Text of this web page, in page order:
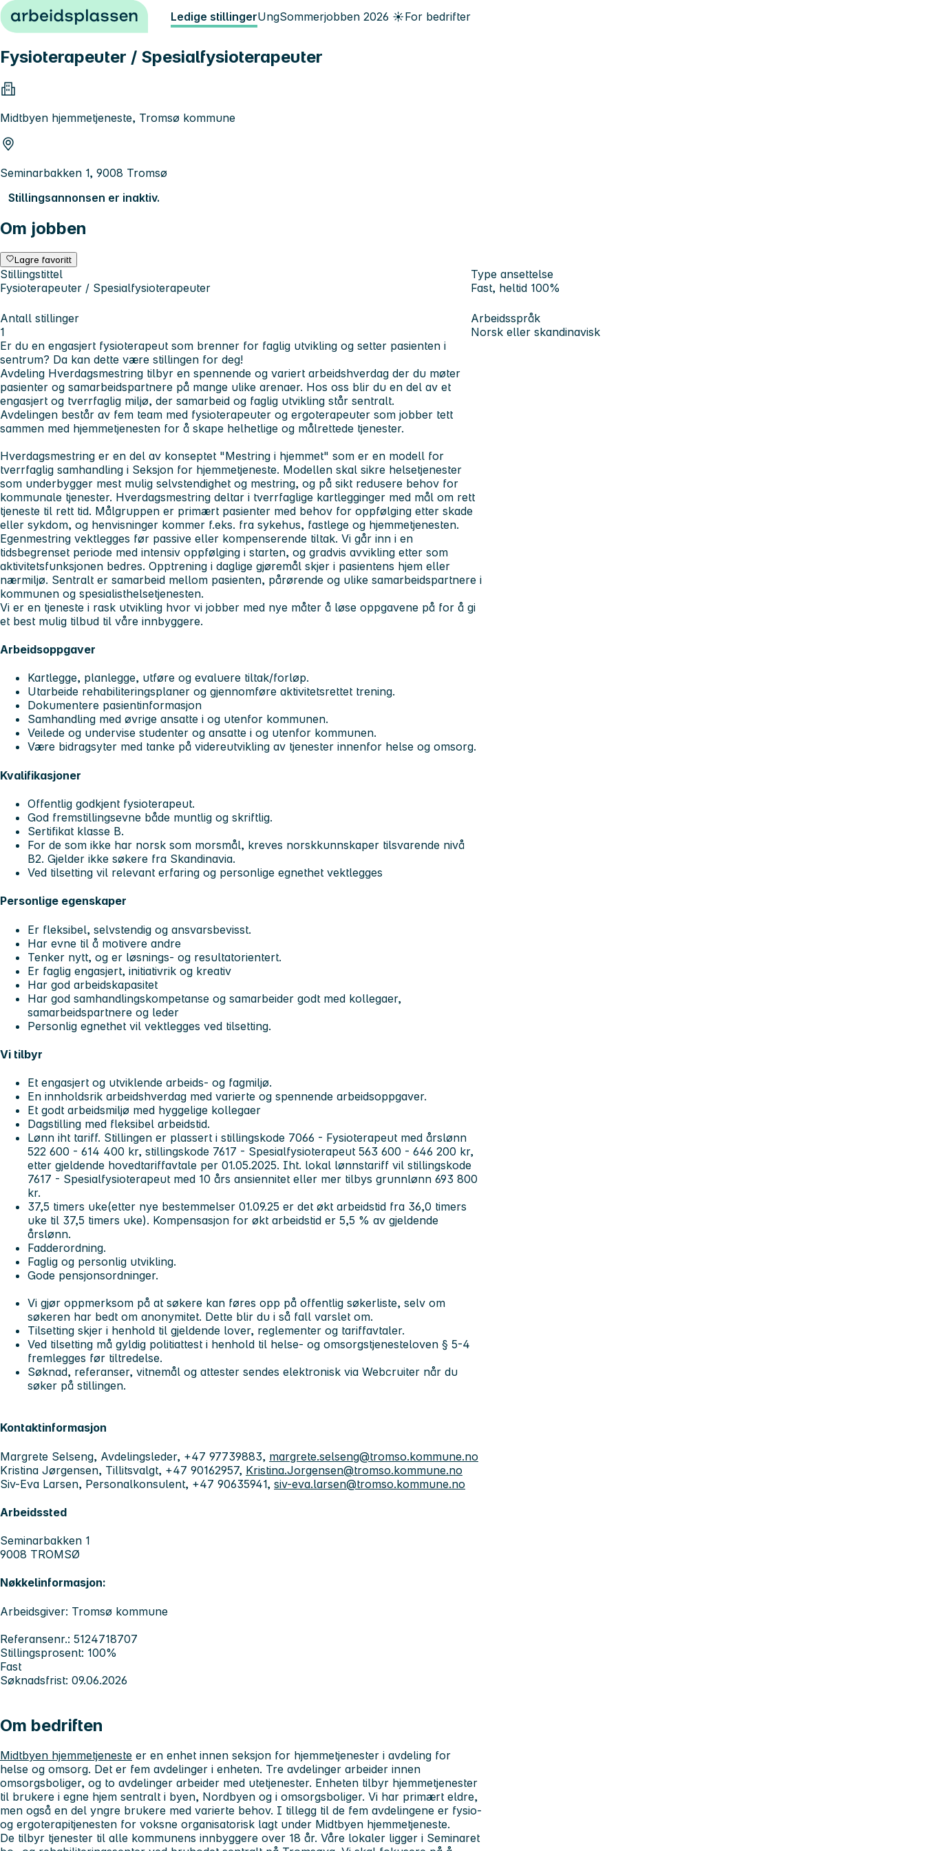
Hopp til innhold Ledige stillingerUngSommerjobben 2026 ☀️For bedrifter
Fysioterapeuter / Spesialfysioterapeuter
Midtbyen hjemmetjeneste, Tromsø kommune
Seminarbakken 1, 9008 Tromsø
Stillingsannonsen er inaktiv.
Om jobben
Lagre favoritt
Stillingstittel
Fysioterapeuter / Spesialfysioterapeuter
Type ansettelse
Fast, heltid 100%
Antall stillinger
1
Arbeidsspråk
Norsk eller skandinavisk
Er du en engasjert fysioterapeut som brenner for faglig utvikling og setter pasienten i
sentrum? Da kan dette være stillingen for deg!
Avdeling Hverdagsmestring tilbyr en spennende og variert arbeidshverdag der du møter
pasienter og samarbeidspartnere på mange ulike arenaer. Hos oss blir du en del av et
engasjert og tverrfaglig miljø, der samarbeid og faglig utvikling står sentralt.
Avdelingen består av fem team med fysioterapeuter og ergoterapeuter som jobber tett
sammen med hjemmetjenesten for å skape helhetlige og målrettede tjenester.
Hverdagsmestring er en del av konseptet "Mestring i hjemmet" som er en modell for
tverrfaglig samhandling i Seksjon for hjemmetjeneste. Modellen skal sikre helsetjenester
som underbygger mest mulig selvstendighet og mestring, og på sikt redusere behov for
kommunale tjenester. Hverdagsmestring deltar i tverrfaglige kartlegginger med mål om rett
tjeneste til rett tid. Målgruppen er primært pasienter med behov for oppfølging etter skade
eller sykdom, og henvisninger kommer f.eks. fra sykehus, fastlege og hjemmetjenesten.
Egenmestring vektlegges før passive eller kompenserende tiltak. Vi går inn i en
tidsbegrenset periode med intensiv oppfølging i starten, og gradvis avvikling etter som
aktivitetsfunksjonen bedres. Opptrening i daglige gjøremål skjer i pasientens hjem eller
nærmiljø. Sentralt er samarbeid mellom pasienten, pårørende og ulike samarbeidspartnere i
kommunen og spesialisthelsetjenesten.
Vi er en tjeneste i rask utvikling hvor vi jobber med nye måter å løse oppgavene på for å gi
et best mulig tilbud til våre innbyggere.
Arbeidsoppgaver
Kartlegge, planlegge, utføre og evaluere tiltak/forløp.
Utarbeide rehabiliteringsplaner og gjennomføre aktivitetsrettet trening.
Dokumentere pasientinformasjon
Samhandling med øvrige ansatte i og utenfor kommunen.
Veilede og undervise studenter og ansatte i og utenfor kommunen.
Være bidragsyter med tanke på videreutvikling av tjenester innenfor helse og omsorg.
Kvalifikasjoner
Offentlig godkjent fysioterapeut.
God fremstillingsevne både muntlig og skriftlig.
Sertifikat klasse B.
For de som ikke har norsk som morsmål, kreves norskkunnskaper tilsvarende nivå
B2. Gjelder ikke søkere fra Skandinavia.
Ved tilsetting vil relevant erfaring og personlige egnethet vektlegges
Personlige egenskaper
Er fleksibel, selvstendig og ansvarsbevisst.
Har evne til å motivere andre
Tenker nytt, og er løsnings- og resultatorientert.
Er faglig engasjert, initiativrik og kreativ
Har god arbeidskapasitet
Har god samhandlingskompetanse og samarbeider godt med kollegaer,
samarbeidspartnere og leder
Personlig egnethet vil vektlegges ved tilsetting.
Vi tilbyr
Et engasjert og utviklende arbeids- og fagmiljø.
En innholdsrik arbeidshverdag med varierte og spennende arbeidsoppgaver.
Et godt arbeidsmiljø med hyggelige kollegaer
Dagstilling med fleksibel arbeidstid.
Lønn iht tariff. Stillingen er plassert i stillingskode 7066 - Fysioterapeut med årslønn
522 600 - 614 400 kr, stillingskode 7617 - Spesialfysioterapeut 563 600 - 646 200 kr,
etter gjeldende hovedtariffavtale per 01.05.2025. Iht. lokal lønnstariff vil stillingskode
7617 - Spesialfysioterapeut med 10 års ansiennitet eller mer tilbys grunnlønn 693 800
kr.
37,5 timers uke(etter nye bestemmelser 01.09.25 er det økt arbeidstid fra 36,0 timers
uke til 37,5 timers uke). Kompensasjon for økt arbeidstid er 5,5 % av gjeldende
årslønn.
Fadderordning.
Faglig og personlig utvikling.
Gode pensjonsordninger.
Vi gjør oppmerksom på at søkere kan føres opp på offentlig søkerliste, selv om
søkeren har bedt om anonymitet. Dette blir du i så fall varslet om.
Tilsetting skjer i henhold til gjeldende lover, reglementer og tariffavtaler.
Ved tilsetting må gyldig politiattest i henhold til helse- og omsorgstjenesteloven § 5-4
fremlegges før tiltredelse.
Søknad, referanser, vitnemål og attester sendes elektronisk via Webcruiter når du
søker på stillingen.
Kontaktinformasjon
Margrete Selseng, Avdelingsleder, +47 97739883, margrete.selseng@tromso.kommune.no
Kristina Jørgensen, Tillitsvalgt, +47 90162957, Kristina.Jorgensen@tromso.kommune.no
Siv-Eva Larsen, Personalkonsulent, +47 90635941, siv-eva.larsen@tromso.kommune.no
Arbeidssted
Seminarbakken 1
9008 TROMSØ
Nøkkelinformasjon:
Arbeidsgiver: Tromsø kommune
Referansenr.: 5124718707
Stillingsprosent: 100%
Fast
Søknadsfrist: 09.06.2026
Om bedriften
Midtbyen hjemmetjeneste er en enhet innen seksjon for hjemmetjenester i avdeling for
helse og omsorg. Det er fem avdelinger i enheten. Tre avdelinger arbeider innen
omsorgsboliger, og to avdelinger arbeider med utetjenester. Enheten tilbyr hjemmetjenester
til brukere i egne hjem sentralt i byen, Nordbyen og i omsorgsboliger. Vi har primært eldre,
men også en del yngre brukere med varierte behov. I tillegg til de fem avdelingene er fysio-
og ergoterapitjenesten for voksne organisatorisk lagt under Midtbyen hjemmetjeneste.
De tilbyr tjenester til alle kommunens innbyggere over 18 år. Våre lokaler ligger i Seminaret